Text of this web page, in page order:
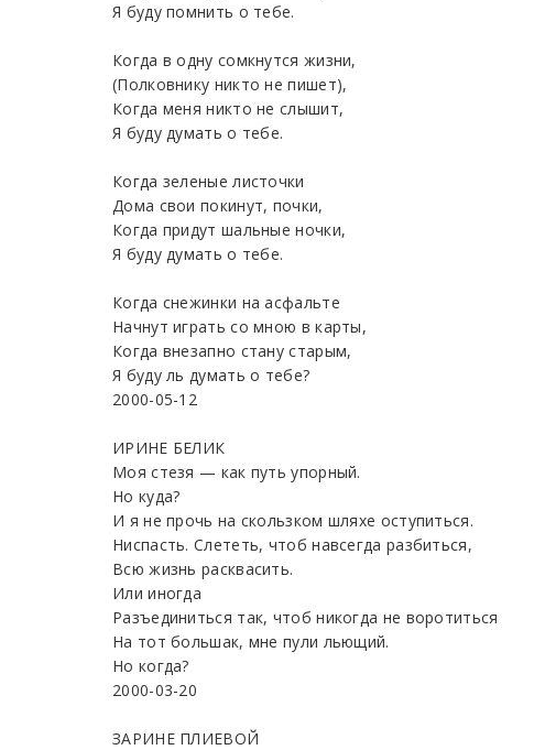
Я буду помнить о тебе.
Когда в одну сомкнутся жизни,
(Полковнику никто не пишет),
Когда меня никто не слышит,
Я буду думать о тебе.
Когда зеленые листочки
Дома свои покинут, почки,
Когда придут шальные ночки,
Я буду думать о тебе.
Когда снежинки на асфальте
Начнут играть со мною в карты,
Когда внезапно стану старым,
Я буду ль думать о тебе?
2000-05-12
ИРИНЕ БЕЛИК
Моя стезя — как путь упорный.
Но куда?
И я не прочь на скользком шляхе оступиться.
Ниспасть. Слететь, чтоб навсегда разбиться,
Всю жизнь расквасить.
Или иногда
Разъединиться так, чтоб никогда не воротиться
На тот большак, мне пули льющий.
Но когда?
2000-03-20
ЗАРИНЕ ПЛИЕВОЙ